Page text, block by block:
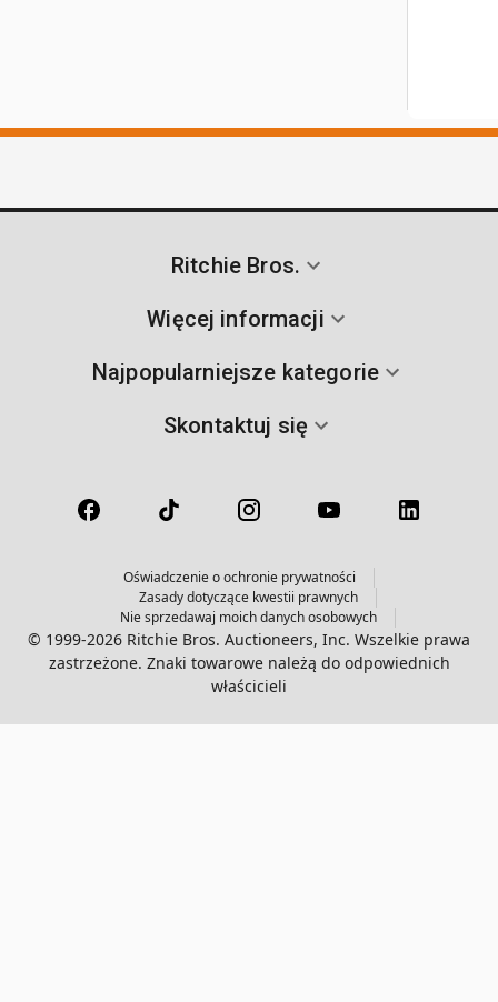
Ritchie Bros.
Więcej informacji
Najpopularniejsze kategorie
Skontaktuj się
Oświadczenie o ochronie prywatności
Zasady dotyczące kwestii prawnych
Nie sprzedawaj moich danych osobowych
© 1999-2026 Ritchie Bros. Auctioneers, Inc. Wszelkie prawa
zastrzeżone. Znaki towarowe należą do odpowiednich
właścicieli